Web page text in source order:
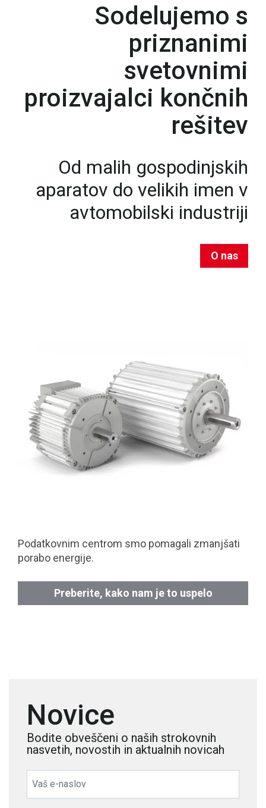
Sodelujemo s
priznanimi
svetovnimi
proizvajalci končnih
rešitev
Od malih gospodinjskih
aparatov do velikih imen v
avtomobilski industriji
O nas
Podatkovnim centrom smo pomagali zmanjšati
porabo energije.
Preberite, kako nam je to uspelo
Novice
Bodite obveščeni o naših strokovnih
nasvetih, novostih in aktualnih novicah